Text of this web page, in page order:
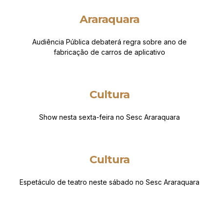
Araraquara
Audiência Pública debaterá regra sobre ano de
fabricação de carros de aplicativo
Cultura
Show nesta sexta-feira no Sesc Araraquara
Cultura
Espetáculo de teatro neste sábado no Sesc Araraquara